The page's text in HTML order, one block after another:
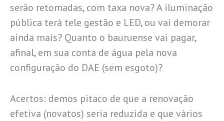
serão retomadas, com taxa nova? A iluminação
pública terá tele gestão e LED, ou vai demorar
ainda mais? Quanto o bauruense vai pagar,
afinal, em sua conta de água pela nova
configuração do DAE (sem esgoto)?
Acertos: demos pitaco de que a renovação
efetiva (novatos) seria reduzida e que vários